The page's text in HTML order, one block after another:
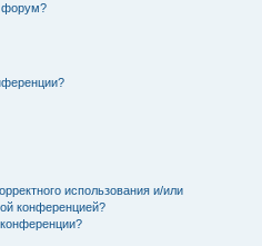
форум?
использования и/или
конференцией?